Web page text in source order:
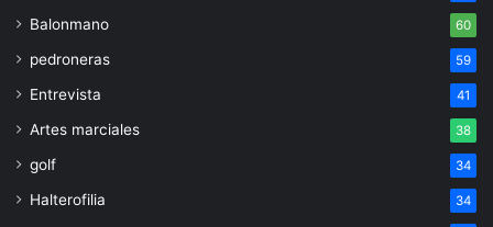
Balonmano 60
pedroneras 59
Entrevista 41
Artes marciales 38
golf 34
Halterofilia 34